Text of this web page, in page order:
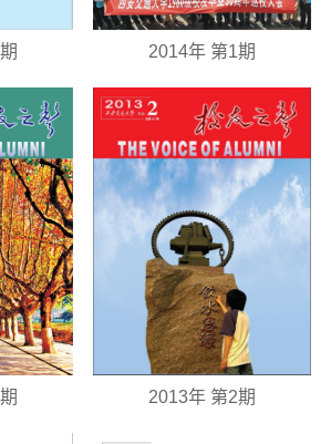
2014年 第1期
2013年 第2期